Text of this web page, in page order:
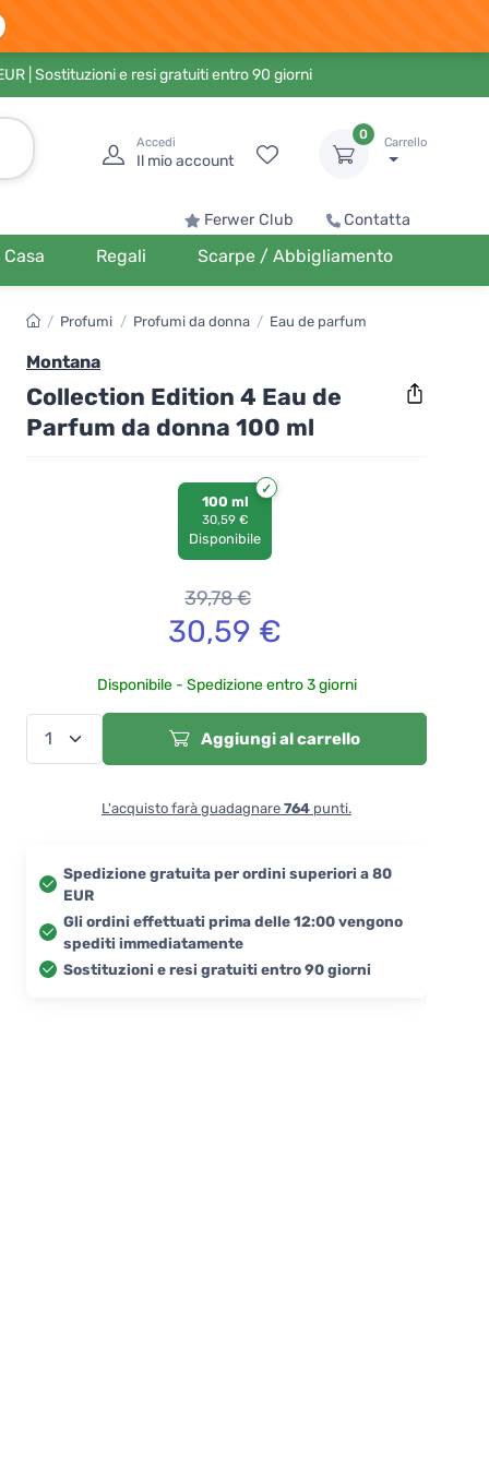
| Sostituzioni e resi gratuiti entro 90 giorni
Accedi
Il mio account
0
Carrello
Ferwer Club Contatta
Casa Regali Scarpe / Abbigliamento
/ Profumi / Profumi da donna / Eau de parfum
Montana
Collection Edition 4 Eau de
Parfum da donna 100 ml
100 ml
30,59 €
Disponibile
39,78€
30,59 €
Disponibile - Spedizione entro 3 giorni
Aggiungi al carrello
L'acquisto farà guadagnare 764 punti.
Spedizione gratuita per ordini superiori a 80
EUR
Gli ordini effettuati prima delle 12:00 vengono
spediti immediatamente
Sostituzioni e resi gratuiti entro 90 giorni